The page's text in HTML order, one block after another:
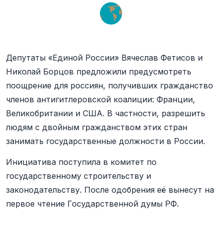
Депутаты «Единой России» Вячеслав Фетисов и
Николай Борцов предложили предусмотреть
поощрение для россиян, получивших гражданство
членов антигитлеровской коалиции: Франции,
Великобритании и США. В частности, разрешить
людям с двойным гражданством этих стран
занимать государственные должности в России.
Инициатива поступила в комитет по
государственному строительству и
законодательству. После одобрения её вынесут на
первое чтение Государственной думы РФ.